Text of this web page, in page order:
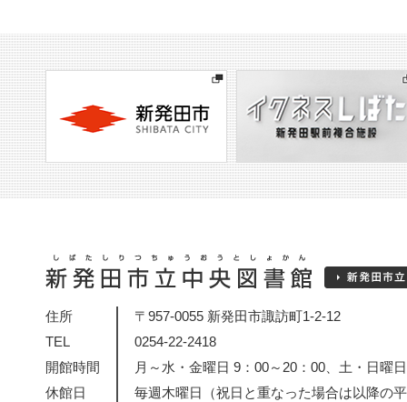
住所
〒957-0055 新発田市諏訪町1-2-12
TEL
0254-22-2418
開館時間
月～水・金曜日 9：00～20：00、土・日曜
休館日
毎週木曜日（祝日と重なった場合は以降の